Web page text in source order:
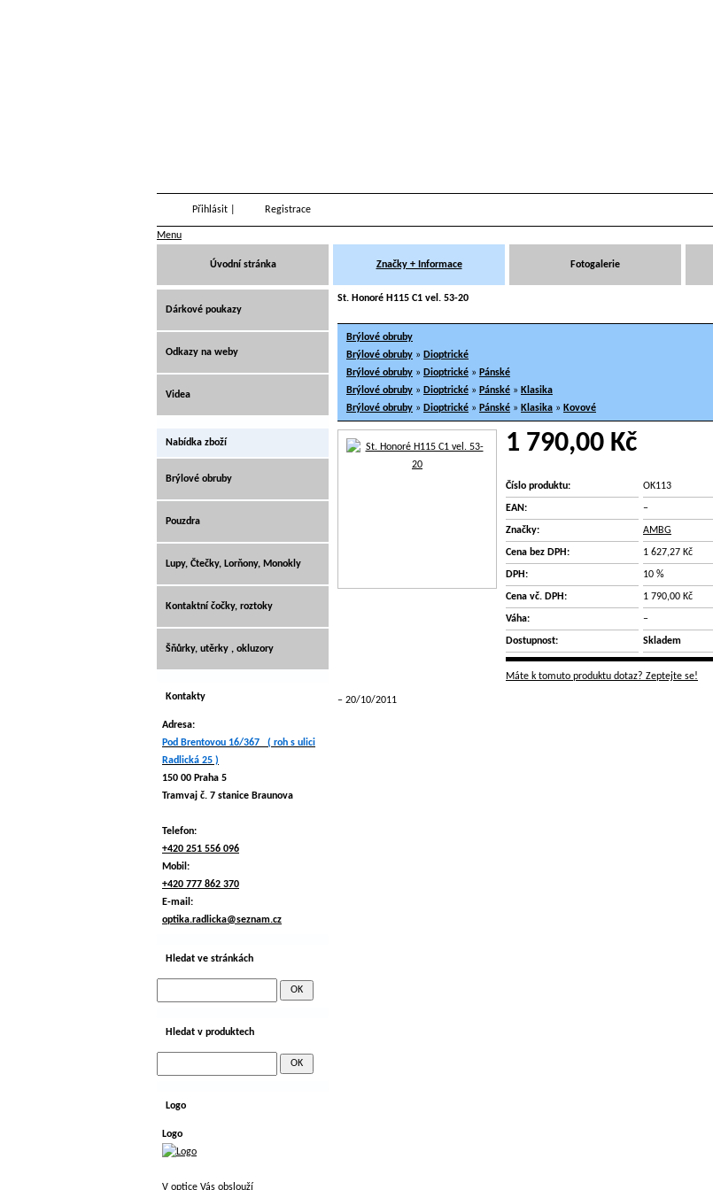
Přihlásit Registrace
Menu
Úvodní stránka Značky + Informace Fotogalerie
St. Honoré H115 C1 vel. 53-20
Brýlové obruby
Brýlové obruby » Dioptrické
Brýlové obruby » Dioptrické » Pánské
Brýlové obruby » Dioptrické » Pánské » Klasika
Brýlové obruby » Dioptrické » Pánské » Klasika » Kovové
1 790,00 Kč
Číslo produktu: OK113
EAN: –
Značky: AMBG
Cena bez DPH: 1 627,27 Kč
DPH: 10 %
Cena vč. DPH: 1 790,00 Kč
Váha: –
Dostupnost: Skladem
Máte k tomuto produktu dotaz? Zeptejte se!
20/10/2011
Dárkové poukazy
Odkazy na weby
Videa
Nabídka zboží
Brýlové obruby
Pouzdra
Lupy, Čtečky, Lorňony, Monokly
Kontaktní čočky, roztoky
Šňůrky, utěrky , okluzory
Kontakty
Adresa:
Pod Brentovou 16/367 ( roh s ulici
Radlická 25 )
150 00 Praha 5
Tramvaj č. 7 stanice Braunova
Telefon:
+420 251 556 096
Mobil:
+420 777 862 370
E-mail:
optika.radlicka@seznam.cz
Hledat ve stránkách
Hledat v produktech
Logo
Logo
V optice Vás obslouží